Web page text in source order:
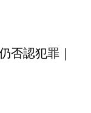
否認犯罪｜